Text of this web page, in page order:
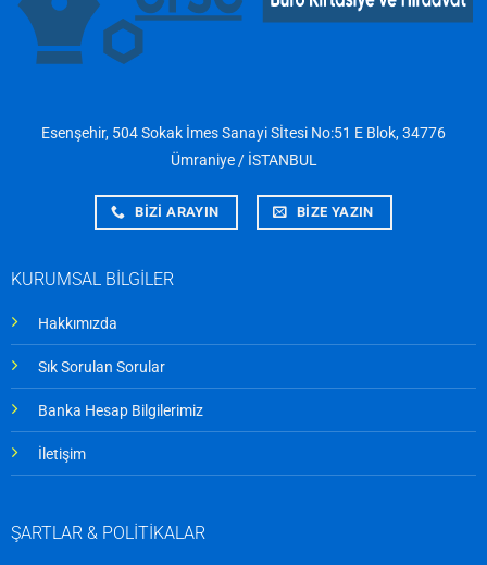
Esenşehir, 504 Sokak İmes Sanayi Sİtesi No:51 E Blok, 34776
Ümraniye / İSTANBUL
BİZİ ARAYIN BİZE YAZIN
KURUMSAL BİLGİLER
Hakkımızda
Sık Sorulan Sorular
Banka Hesap Bilgilerimiz
İletişim
ŞARTLAR & POLİTİKALAR